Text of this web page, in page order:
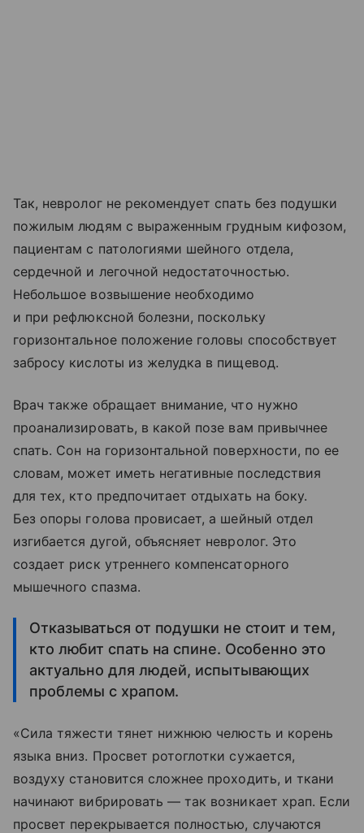
Так, невролог не рекомендует спать без подушки
пожилым людям с выраженным грудным кифозом,
пациентам с патологиями шейного отдела,
сердечной и легочной недостаточностью.
Небольшое возвышение необходимо
и при рефлюксной болезни, поскольку
горизонтальное положение головы способствует
забросу кислоты из желудка в пищевод.
Врач также обращает внимание, что нужно
проанализировать, в какой позе вам привычнее
спать. Сон на горизонтальной поверхности, по ее
словам, может иметь негативные последствия
для тех, кто предпочитает отдыхать на боку.
Без опоры голова провисает, а шейный отдел
изгибается дугой, объясняет невролог. Это
создает риск утреннего компенсаторного
мышечного спазма.
Отказываться от подушки не стоит и тем,
кто любит спать на спине. Особенно это
актуально для людей, испытывающих
проблемы с храпом.
«Сила тяжести тянет нижнюю челюсть и корень
языка вниз. Просвет ротоглотки сужается,
воздуху становится сложнее проходить, и ткани
начинают вибрировать — так возникает храп. Если
просвет перекрывается полностью, случаются